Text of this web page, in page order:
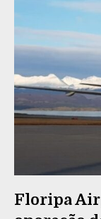
Floripa